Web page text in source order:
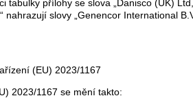
tabulky přílohy se slova „Danisco (UK)
nahrazují slovy „Genencor International
(EU) 2023/1167
2023/1167 se mění takto: